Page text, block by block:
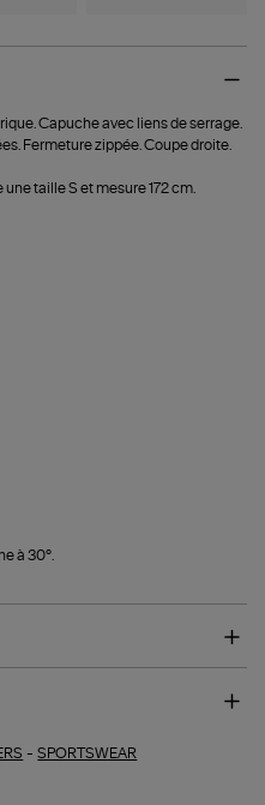
Capuche avec liens de serrage.
Fermeture zippée. Coupe droite.
taille S et mesure 172 cm.
à 30°.
-SPORTSWEAR